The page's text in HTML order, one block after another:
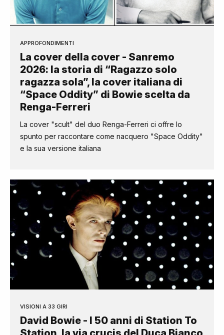
APPROFONDIMENTI
La cover della cover - Sanremo
2026: la storia di “Ragazzo solo
ragazza sola”, la cover italiana di
“Space Oddity” di Bowie scelta da
Renga-Ferreri
La cover "scult" del duo Renga-Ferreri ci offre lo
spunto per raccontare come nacquero "Space Oddity"
e la sua versione italiana
VISIONI A 33 GIRI
David Bowie - I 50 anni di Station To